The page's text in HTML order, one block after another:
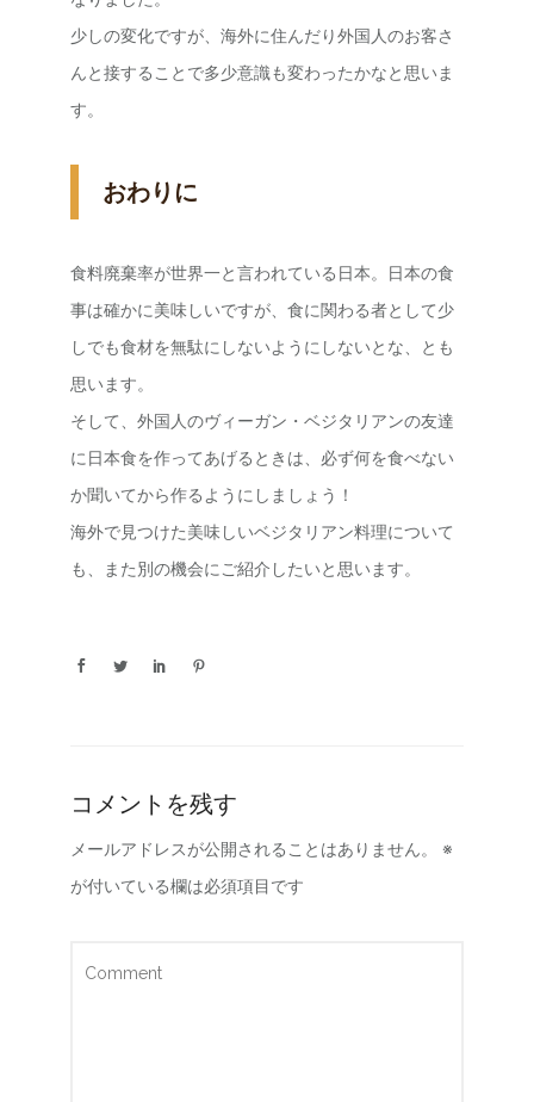
少しの変化ですが、海外に住んだり外国人のお客さ
んと接することで多少意識も変わったかなと思いま
す。
おわりに
食料廃棄率が世界一と言われている日本。日本の食
事は確かに美味しいですが、食に関わる者として少
しでも食材を無駄にしないようにしないとな、とも
思います。
そして、外国人のヴィーガン・ベジタリアンの友達
に日本食を作ってあげるときは、必ず何を食べない
か聞いてから作るようにしましょう！
海外で見つけた美味しいベジタリアン料理について
も、また別の機会にご紹介したいと思います。
コメントを残す
メールアドレスが公開されることはありません。
※
が付いている欄は必須項目です